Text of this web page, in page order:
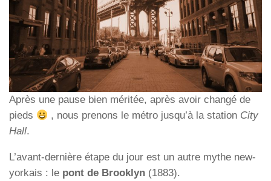
Après une pause bien méritée, après avoir changé de
pieds
, nous prenons le métro jusqu’à la station City
Hall.
L’avant-dernière étape du jour est un autre mythe new-
yorkais : le pont de Brooklyn (1883).